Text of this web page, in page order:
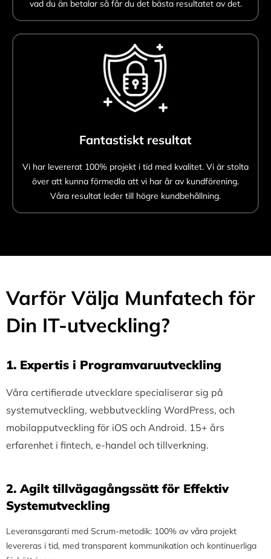
vad du än betalar så får du det bästa resultatet av det.
Fantastiskt resultat
Vi har levererat 100% projekt i tid med kvalitet. Vi är stolta
över att kunna förmedla att vi har år av kundförening.
Våra resultat leder till högre kundbehållning.
Varför Välja Munfatech för
Din IT-utveckling?
1.⁠ ⁠Expertis i Programvaruutveckling
Våra certifierade utvecklare specialiserar sig på
systemutveckling, webbutveckling WordPress, och
mobilapputveckling för iOS och Android. 15+ års
erfarenhet i fintech, e-handel och tillverkning.
2.⁠ ⁠Agilt tillvägagångssätt för Effektiv
Systemutveckling
Leveransgaranti med Scrum-metodik: 100% av våra projekt
levereras i tid, med transparent kommunikation och kontinuerliga